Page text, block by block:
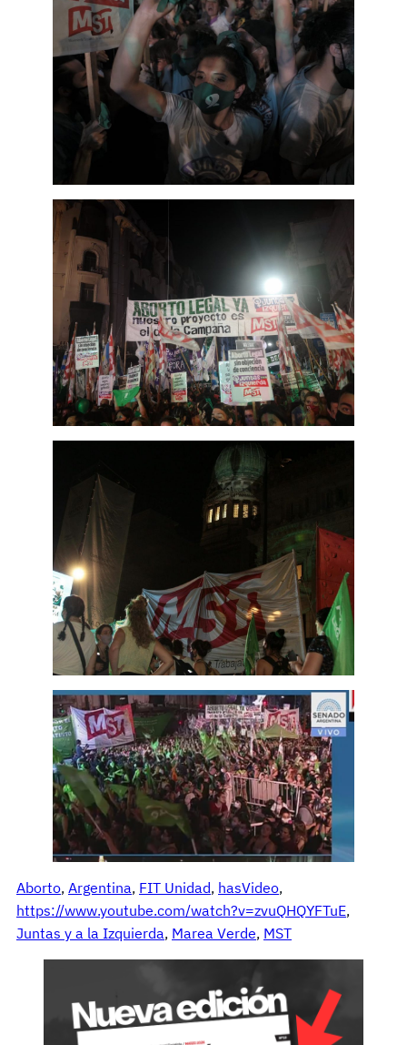
Aborto, Argentina, FIT Unidad, hasVideo
https://www.youtube.com/watch?v=zvuQHQYFTuE
Juntas y a la Izquierda, Marea Verde, MST